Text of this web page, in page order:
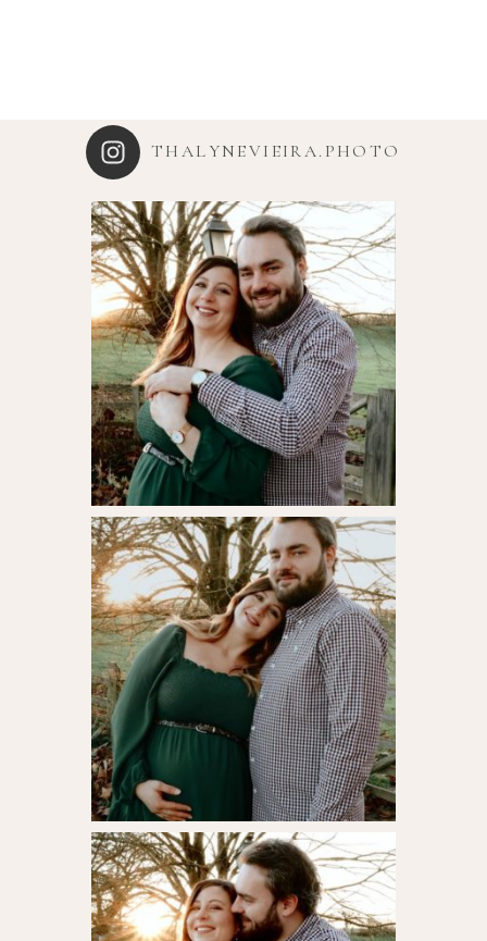
THALYNEVIEIRA.PHOTO